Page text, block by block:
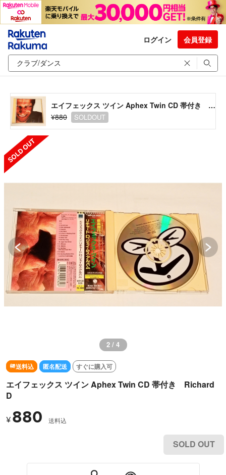
ログイン 会員登録
エイフェックス ツイン Aphex Twin CD 帯付き Richard D
¥880
SOLDOUT
2 / 4
送料込 匿名配送 すぐに購入可
エイフェックス ツイン Aphex Twin CD 帯付き Richard
D
¥ 880 送料込
SOLD OUT